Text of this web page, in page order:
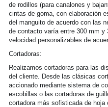
de rodillos (para canalones y
cintas de goma, con elaboración
del manguito de acuerdo con las
de contacto varía entre 300 mm
velocidad personalizables de
Cortadoras:
Realizamos cortadoras para las
del cliente. Desde las clásicas
accionado mediante sistema de
escobillas o las cortadoras de
cortadora más sofisticada de hoja